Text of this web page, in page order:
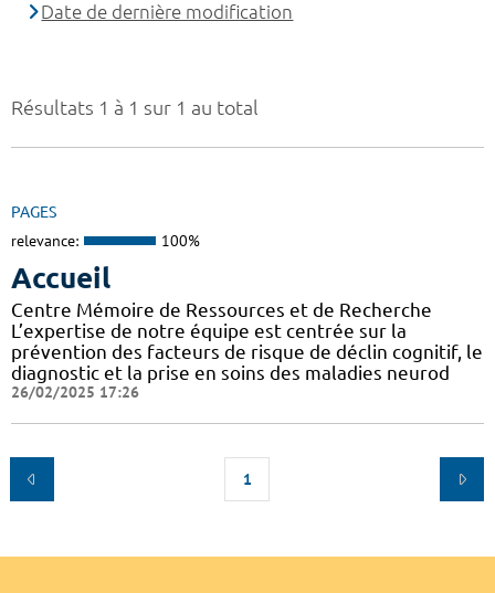
Résultats 1 à 1 sur 1 au total
PAGES
relevance: 100%
Accueil
Centre Mémoire de Ressources et de Recherche
L’expertise de notre équipe est centrée sur la
prévention des facteurs de risque de déclin cognitif, le
diagnostic et la prise en soins des maladies neurod
26/02/2025 17:26
1
Date de dernière modification